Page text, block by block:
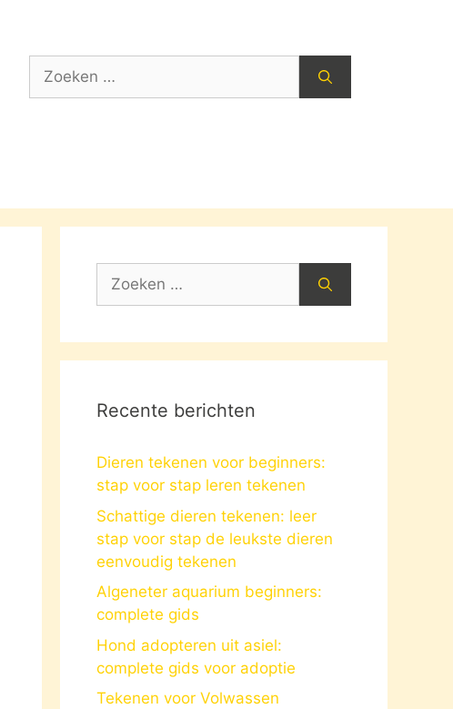
Zoek
Zoek
Recente berichten
Dieren tekenen voor beginners:
stap voor stap leren tekenen
Schattige dieren tekenen: leer
stap voor stap de leukste dieren
eenvoudig tekenen
Algeneter aquarium beginners:
complete gids
Hond adopteren uit asiel:
complete gids voor adoptie
Tekenen voor Volwassen